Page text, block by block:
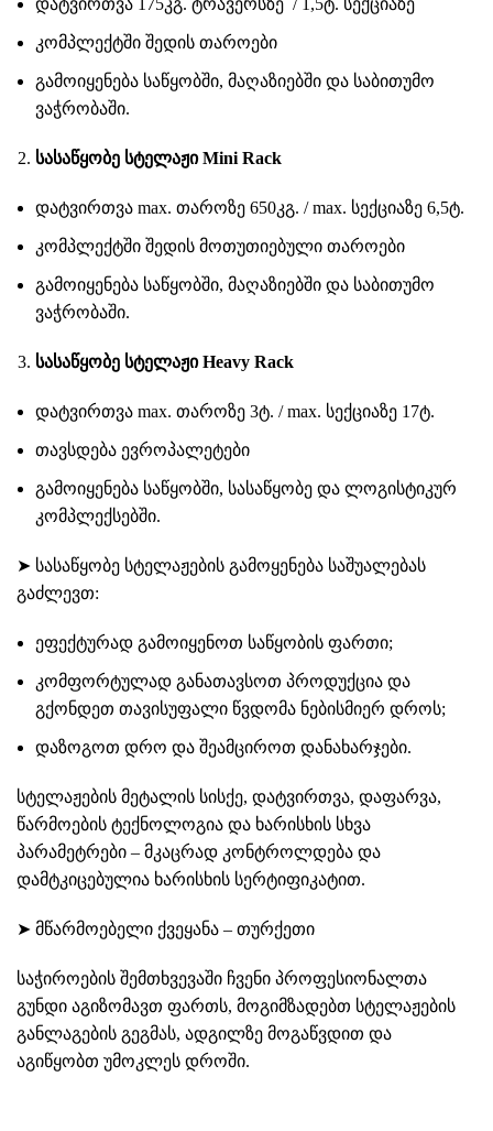
კომპლექტში შედის თაროები
გამოიყენება საწყობში, მაღაზიებში და საბითუმო
ვაჭრობაში.
სასაწყობე სტელაჟი Mini Rack
დატვირთვა max. თაროზე 650კგ. / max. სექციაზე 6,5ტ.
კომპლექტში შედის მოთუთიებული თაროები
გამოიყენება საწყობში, მაღაზიებში და საბითუმო
ვაჭრობაში.
სასაწყობე სტელაჟი Heavy Rack
დატვირთვა max. თაროზე 3ტ. / max. სექციაზე 17ტ.
თავსდება ევროპალეტები
გამოიყენება საწყობში, სასაწყობე და ლოგისტიკურ
კომპლექსებში.
➤ სასაწყობე სტელაჟების გამოყენება საშუალებას
გაძლევთ:
ეფექტურად გამოიყენოთ საწყობის ფართი;
კომფორტულად განათავსოთ პროდუქცია და
გქონდეთ თავისუფალი წვდომა ნებისმიერ დროს;
დაზოგოთ დრო და შეამციროთ დანახარჯები.
სტელაჟების მეტალის სისქე, დატვირთვა, დაფარვა,
წარმოების ტექნოლოგია და ხარისხის სხვა
პარამეტრები – მკაცრად კონტროლდება და
დამტკიცებულია ხარისხის სერტიფიკატით.
➤ მწარმოებელი ქვეყანა – თურქეთი
საჭიროების შემთხვევაში ჩვენი პროფესიონალთა
გუნდი აგიზომავთ ფართს, მოგიმზადებთ სტელაჟების
განლაგების გეგმას, ადგილზე მოგაწვდით და
აგიწყობთ უმოკლეს დროში.